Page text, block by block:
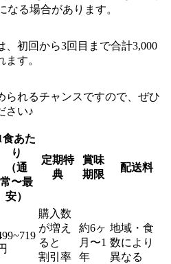
なる場合があります。
、初回から3回目まで合計3,000
す。
られるチャンスですので、ぜひ
さい♪
食あた
り
（通
常〜最
安）
定期特
典
賞味
期限
配送料
購入数
が増え
ると
割引率
約6ヶ
月〜1
年
地域・食
数により
異なる